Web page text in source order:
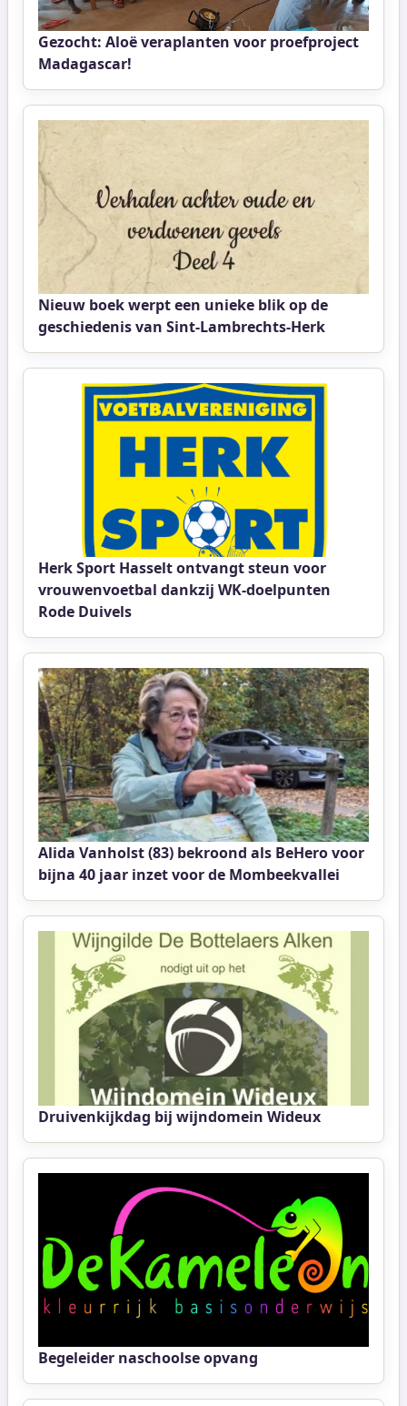
Gezocht: Aloë veraplanten voor proefproject
Madagascar!
Nieuw boek werpt een unieke blik op de
geschiedenis van Sint-Lambrechts-Herk
Herk Sport Hasselt ontvangt steun voor
vrouwenvoetbal dankzij WK-doelpunten
Rode Duivels
Alida Vanholst (83) bekroond als BeHero voor
bijna 40 jaar inzet voor de Mombeekvallei
Druivenkijkdag bij wijndomein Wideux
Begeleider naschoolse opvang